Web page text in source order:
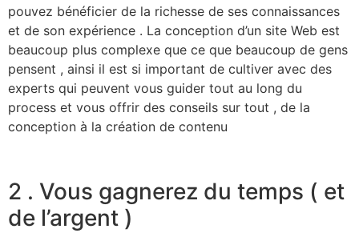
pouvez bénéficier de la richesse de ses connaissances
et de son expérience . La conception d’un site Web est
beaucoup plus complexe que ce que beaucoup de gens
pensent , ainsi il est si important de cultiver avec des
experts qui peuvent vous guider tout au long du
process et vous offrir des conseils sur tout , de la
conception à la création de contenu
2 . Vous gagnerez du temps ( et
de l’argent )